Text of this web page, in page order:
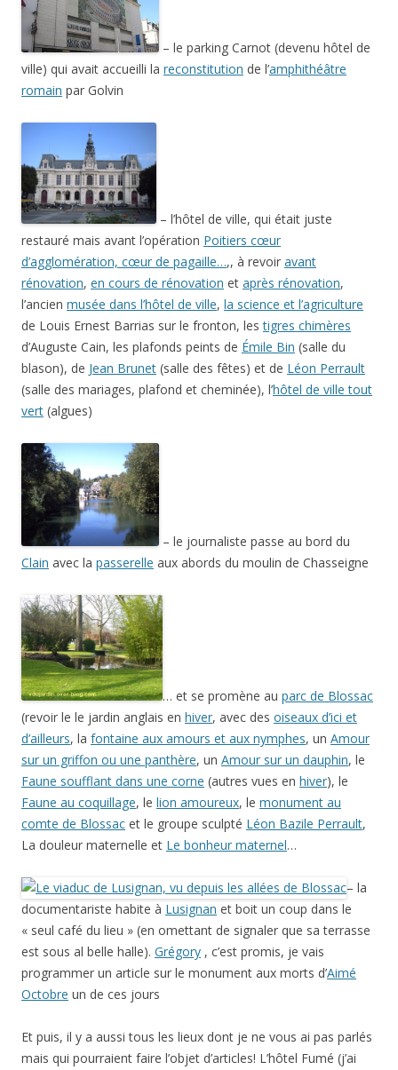
– le parking Carnot (devenu hôtel de
ville) qui avait accueilli la reconstitution de l’amphithéâtre
romain par Golvin
– l’hôtel de ville, qui était juste
restauré mais avant l’opération Poitiers cœur
d’agglomération, cœur de pagaille…,, à revoir avant
rénovation, en cours de rénovation et après rénovation,
l’ancien musée dans l’hôtel de ville, la science et l’agriculture
de Louis Ernest Barrias sur le fronton, lestigres chimères
d’Auguste Cain, les plafonds peints de Émile Bin (salle du
blason), de Jean Brunet (salle des fêtes) et de Léon Perrault
(salle des mariages, plafond et cheminée), l’hôtel de ville tout
vert (algues)
– le journaliste passe au bord du
Clain avec la passerelle aux abords du moulin de Chasseigne
… et se promène au parc de Blossac
(revoir le le jardin anglais en hiver, avec des oiseaux d’ici et
d’ailleurs, la fontaine aux amours et aux nymphes, un Amour
sur un griffon ou une panthère, un Amour sur un dauphin, le
Faune soufflant dans une corne (autres vues en hiver), le
Faune au coquillage, le lion amoureux, le monument au
comte de Blossac et le groupe sculpté Léon Bazile Perrault,
La douleur maternelle et Le bonheur maternel…
– la
documentariste habite à Lusignan et boit un coup dans le
« seul café du lieu » (en omettant de signaler que sa terrasse
est sous al belle halle). Grégory , c’est promis, je vais
programmer un article sur le monument aux morts d’Aimé
Octobre un de ces jours
Et puis, il y a aussi tous les lieux dont je ne vous ai pas parlés
mais qui pourraient faire l’objet d’articles! L’hôtel Fumé (j’ai